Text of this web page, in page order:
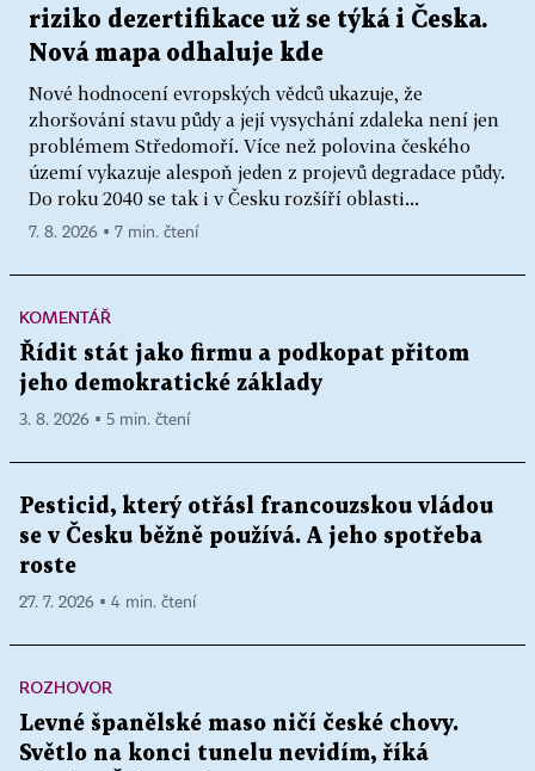
riziko dezertifikace už se týká i Česka.
Nová mapa odhaluje kde
Nové hodnocení evropských vědců ukazuje, že
zhoršování stavu půdy a její vysychání zdaleka není jen
problémem Středomoří. Více než polovina českého
území vykazuje alespoň jeden z projevů degradace půdy.
Do roku 2040 se tak i v Česku rozšíří oblasti...
7. 8. 2026 ▪ 7 min. čtení
KOMENTÁŘ
Řídit stát jako firmu a podkopat přitom
jeho demokratické základy
3. 8. 2026 ▪ 5 min. čtení
Pesticid, který otřásl francouzskou vládou
se v Česku běžně používá. A jeho spotřeba
roste
27. 7. 2026 ▪ 4 min. čtení
ROZHOVOR
Levné španělské maso ničí české chovy.
Světlo na konci tunelu nevidím, říká